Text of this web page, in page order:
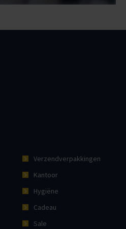
Verzendverpakkingen
Kantoor
Hygiëne
Cadeau
Sale